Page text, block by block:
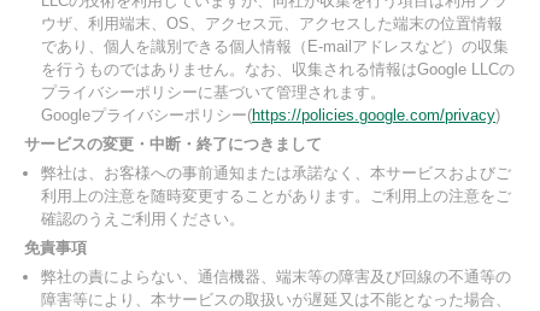
ウザ、利用端末、OS、アクセス元、アクセスした端末の位置情報
であり、個人を識別できる個人情報（E-mailアドレスなど）の収集
を行うものではありません。なお、収集される情報はGoogle LLCの
プライバシーポリシーに基づいて管理されます。
Googleプライバシーポリシー(https://policies.google.com/privacy)
サービスの変更・中断・終了につきまして
弊社は、お客様への事前通知または承諾なく、本サービスおよびご
利用上の注意を随時変更することがあります。ご利用上の注意をご
確認のうえご利用ください。
免責事項
弊社の責によらない、通信機器、端末等の障害及び回線の不通等の
障害等により、本サービスの取扱いが遅延又は不能となった場合、